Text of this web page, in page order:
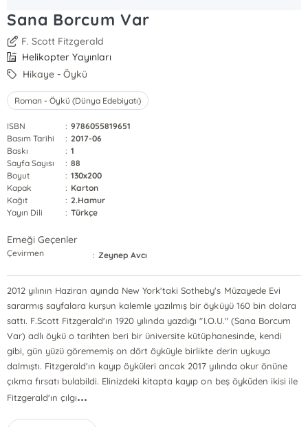
Sana Borcum Var
F. Scott Fitzgerald
Helikopter Yayınları
Hikaye - Öykü
Roman - Öykü (Dünya Edebiyatı)
ISBN : 9786055819651
Basım Tarihi
: 2017-06
Baskı
: 1
Sayfa Sayısı
: 88
Boyut
: 130x200
Kapak
: Karton
Kağıt
: 2.Hamur
Yayın Dili
: Türkçe
Emeği Geçenler
Çevirmen : Zeynep Avcı
2012 yılının Haziran ayında New York'taki Sotheby's Müzayede Evi
sararmış sayfalara kurşun kalemle yazılmış bir öyküyü 160 bin dolara
sattı. F.Scott Fitzgerald'ın 1920 yılında yazdığı "I.O.U." (Sana Borcum
Var) adlı öykü o tarihten beri bir üniversite kütüphanesinde, kendi
gibi, gün yüzü görememiş on dört öyküyle birlikte derin uykuya
dalmıştı. Fitzgerald'ın kayıp öyküleri ancak 2017 yılında okur önüne
çıkma fırsatı bulabildi. Elinizdeki kitapta kayıp on beş öyküden ikisi ile
Fitzgerald'ın çılgı...